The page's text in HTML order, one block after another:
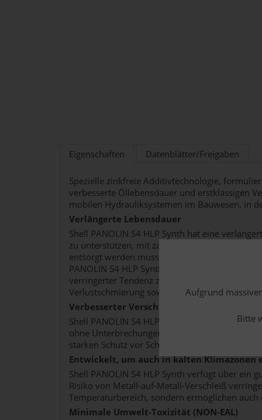
Aufgrund
Bitte
Eigenschaften Datenblätter/Freigaben
Spezielle zinkfreie Additivtechnologie,
verbesserte Öllebensdauer und erstklassigen
mobilen Hydrauliksystemen im Bauwesen, in
Verlängerte Lebensdauer
Shell PANOLIN S4 HLP Synth hat eine
zu unterstützen, mit zahlreichen
entsorgt werden muss. Shell PANOLIN S4 HLP
PANOLIN S4 HLP Synth hat eine gute
verringerter Tendenz zum Viskositätsanstieg
Verlustschmierung sowie Teile- und
Verbesserter Verschleißschutz
Shell PANOLIN S4 HLP Synth, das erste von
ohne Unterbrechungen zu unterstützen. Shell
starken Schutz vor Schlamm- und
Entwickelt, um auch in kalten Klimazonen
Shell PANOLIN S4 HLP Synth verfügt über ein
Risiko von Metall-auf-Metall-Verschleiß
Temperaturbereich, sondern ermöglichen
Minimale Umwelt-Toxizität (NON-EAL)